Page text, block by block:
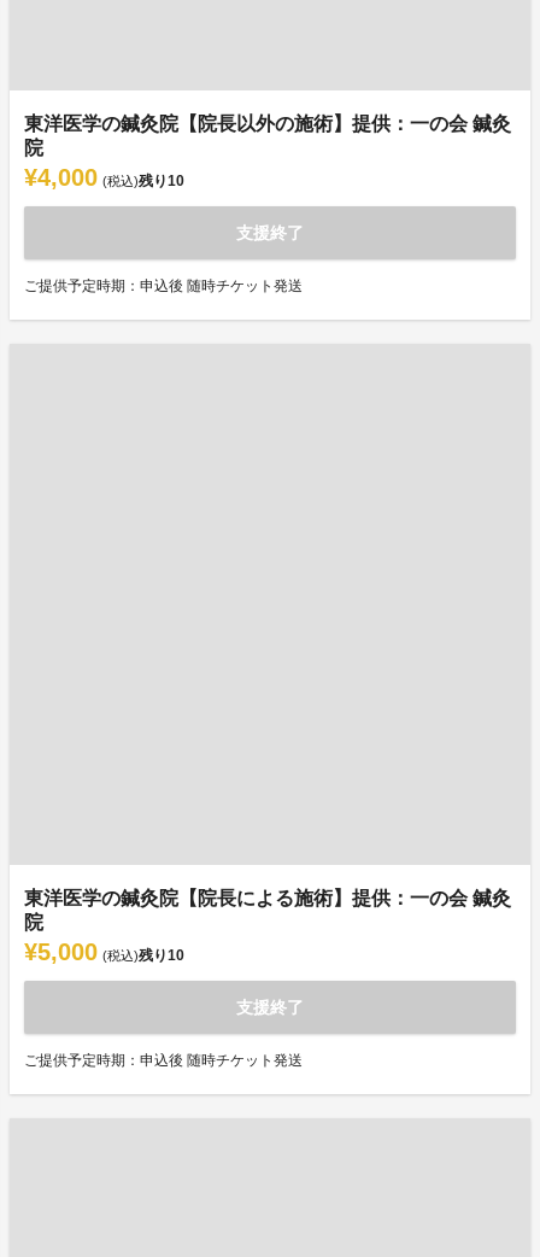
東洋医学の鍼灸院【院長以外の施術】提供：一の会 鍼灸
院
¥4,000 (税込)残り10
支援終了
ご提供予定時期：申込後 随時チケット発送
東洋医学の鍼灸院【院長による施術】提供：一の会 鍼灸
院
¥5,000 (税込)残り10
支援終了
ご提供予定時期：申込後 随時チケット発送